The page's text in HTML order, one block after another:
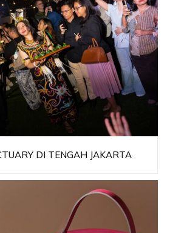
DI TENGAH JAKARTA